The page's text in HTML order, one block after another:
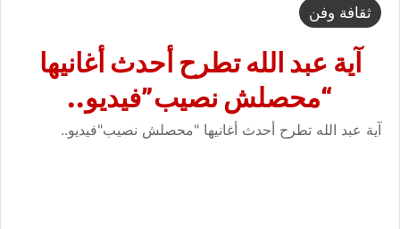
ثقافة وفن
آية عبد الله تطرح أحدث أغانيها
“محصلش نصيب”فيديو..
آية عبد الله تطرح أحدث أغانيها "محصلش نصيب"فيديو..